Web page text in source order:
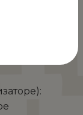
конкурс,